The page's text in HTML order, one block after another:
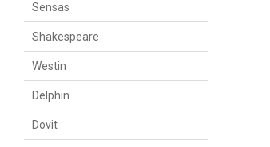
Sensas
Shakespeare
Westin
Delphin
Dovit